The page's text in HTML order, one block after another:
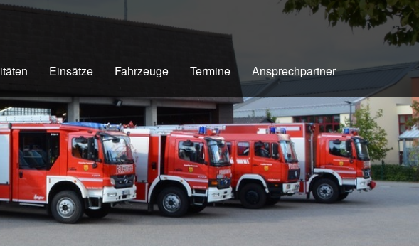
Einsätze Fahrzeuge Termine Ansprechpartner